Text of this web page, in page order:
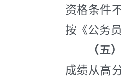
资格条件
按《公务
（五）
成绩从高